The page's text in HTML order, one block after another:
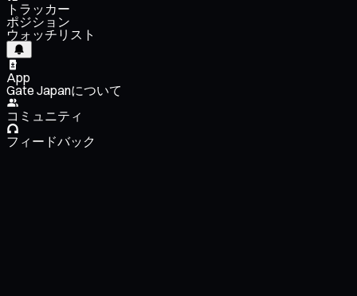
トラッカー
ポジション
ウォッチリスト
App
Gate Japanについて
コミュニティ
フィードバック